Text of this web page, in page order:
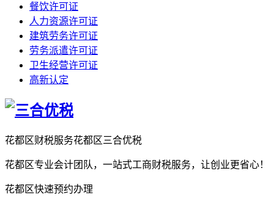
餐饮许可证
人力资源许可证
建筑劳务许可证
劳务派遣许可证
卫生经营许可证
高新认定
花都区财税服务花都区三合优税
花都区专业会计团队，一站式工商财税服务，让创业更省心！
花都区快速预约办理